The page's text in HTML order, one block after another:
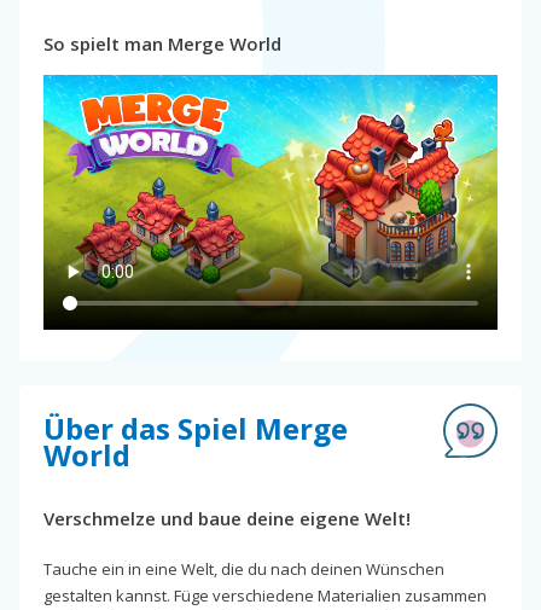
So spielt man Merge World
Über das Spiel Merge
World
Verschmelze und baue deine eigene Welt!
Tauche ein in eine Welt, die du nach deinen Wünschen
gestalten kannst. Füge verschiedene Materialien zusammen